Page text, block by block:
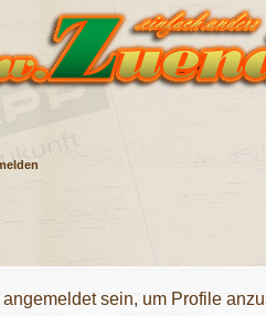
sein, um Profile